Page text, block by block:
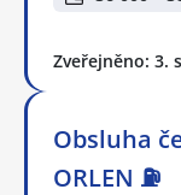
Zveřejněno: 3.
Obsluha
ORLEN ⛽